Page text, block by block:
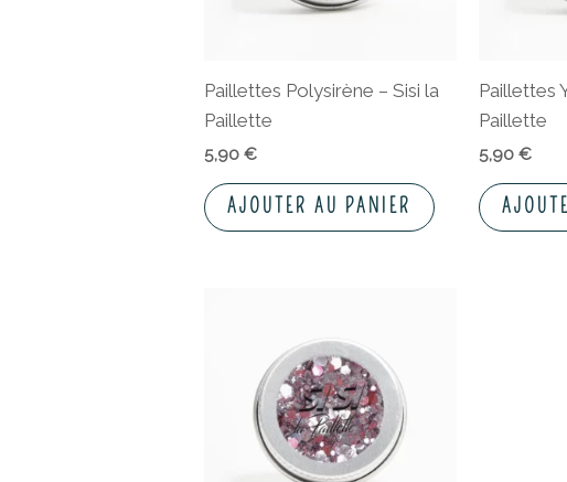
Paillettes Polysirène – Sisi la
Paillette
5,90€
AJOUTER AU PANIER
Paillettes
Paillette
5,90 €